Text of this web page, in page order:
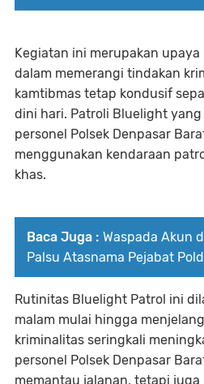
Kegiatan ini merupakan upaya
dalam memerangi tindakan
kamtibmas tetap kondusif
dini hari. Patroli Bluelight
personel Polsek Denpasar
menggunakan kendaraan
khas.
Baca Juga : Waspada Akun
Palsu Atasnama Pejabat
Rutinitas Bluelight Patrol ini
malam mulai hingga
kriminalitas seringkali
personel Polsek Denpasar
memantau jalanan, tetapi